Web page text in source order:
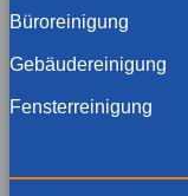
Büroreinigung
Gebäudereinigung
Fensterreinigung